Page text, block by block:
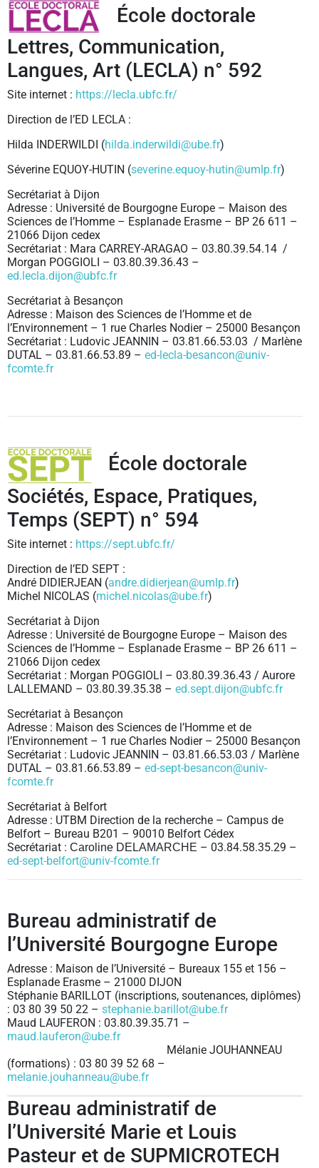
École doctorale
Lettres, Communication,
Langues, Art (LECLA) n° 592
Site internet : https://lecla.ubfc.fr/
Direction de l’ED LECLA :
Hilda INDERWILDI (hilda.inderwildi@ube.fr)
Séverine EQUOY-HUTIN (severine.equoy-hutin@umlp.fr)
Secrétariat à Dijon
Adresse : Université de Bourgogne Europe – Maison des
Sciences de l’Homme – Esplanade Erasme – BP 26 611 –
21066 Dijon cedex
Secrétariat : Mara CARREY-ARAGAO – 03.80.39.54.14 /
Morgan POGGIOLI – 03.80.39.36.43 –
ed.lecla.dijon@ubfc.fr
Secrétariat à Besançon
Adresse : Maison des Sciences de l’Homme et de
l’Environnement – 1 rue Charles Nodier – 25000 Besançon
Secrétariat : Ludovic JEANNIN – 03.81.66.53.03 / Marlène
DUTAL – 03.81.66.53.89 – ed-lecla-besancon@univ-
fcomte.fr
École doctorale
Sociétés, Espace, Pratiques,
Temps (SEPT) n° 594
Site internet : https://sept.ubfc.fr/
Direction de l’ED SEPT :
André DIDIERJEAN (andre.didierjean@umlp.fr)
Michel NICOLAS (michel.nicolas@ube.fr)
Secrétariat à Dijon
Adresse : Université de Bourgogne Europe – Maison des
Sciences de l’Homme – Esplanade Erasme – BP 26 611 –
21066 Dijon cedex
Secrétariat : Morgan POGGIOLI – 03.80.39.36.43 / Aurore
LALLEMAND – 03.80.39.35.38 – ed.sept.dijon@ubfc.fr
Secrétariat à Besançon
Adresse : Maison des Sciences de l’Homme et de
l’Environnement – 1 rue Charles Nodier – 25000 Besançon
Secrétariat : Ludovic JEANNIN – 03.81.66.53.03 / Marlène
DUTAL – 03.81.66.53.89 – ed-sept-besancon@univ-
fcomte.fr
Secrétariat à Belfort
Adresse : UTBM Direction de la recherche – Campus de
Belfort – Bureau B201 – 90010 Belfort Cédex
Secrétariat : Caroline DELAMARCHE – 03.84.58.35.29 –
ed-sept-belfort@univ-fcomte.fr
Bureau administratif de
l’Université Bourgogne Europe
Adresse : Maison de l’Université – Bureaux 155 et 156 –
Esplanade Erasme – 21000 DIJON
Stéphanie BARILLOT (inscriptions, soutenances, diplômes)
: 03 80 39 50 22 – stephanie.barillot@ube.fr
Maud LAUFERON : 03.80.39.35.71 –
maud.lauferon@ube.fr
Mélanie JOUHANNEAU
(formations) : 03 80 39 52 68 –
melanie.jouhanneau@ube.fr
Bureau administratif de
l’Université Marie et Louis
Pasteur et de SUPMICROTECH